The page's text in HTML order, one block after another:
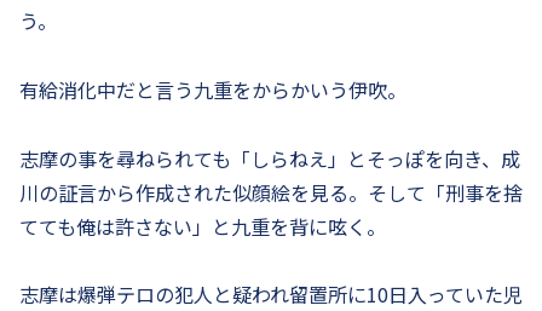
う。
有給消化中だと言う九重をからかいう伊吹。
志摩の事を尋ねられても「しらねえ」とそっぽを向き、成
川の証言から作成された似顔絵を見る。そして「刑事を捨
てても俺は許さない」と九重を背に呟く。
志摩は爆弾テロの犯人と疑われ留置所に10日入っていた児